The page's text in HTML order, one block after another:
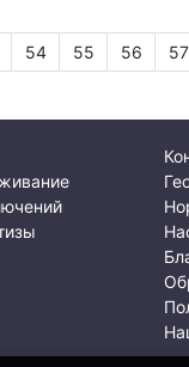
54 55 56 57